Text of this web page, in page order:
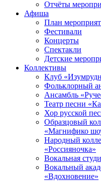
Отчёты
Афиша
План
Фестивали
Концерты
Спектакли
Детские
Коллективы
Клуб
Фольклорный
Ансамбль
Театр песни
Хор русской
Образцовый
«Магнифико
Народный
«Россияночка»
Вокальная
Вокальный
«Вдохновение»